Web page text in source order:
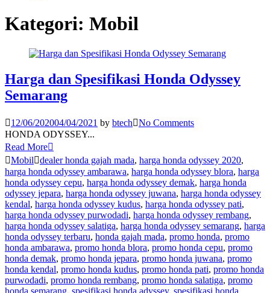
Kategori: Mobil
Harga dan Spesifikasi Honda Odyssey
Semarang
12/06/202004/04/2021 by btech
No Comments
HONDA ODYSSEY...
Read More
Mobil
dealer honda gajah mada, harga honda odyssey 2020,
harga honda odyssey ambarawa, harga honda odyssey blora, harga
honda odyssey cepu, harga honda odyssey demak, harga honda
odyssey jepara, harga honda odyssey juwana, harga honda odyssey
kendal, harga honda odyssey kudus, harga honda odyssey pati,
harga honda odyssey purwodadi, harga honda odyssey rembang,
harga honda odyssey salatiga, harga honda odyssey semarang, harga
honda odyssey terbaru, honda gajah mada, promo honda, promo
honda ambarawa, promo honda blora, promo honda cepu, promo
honda demak, promo honda jepara, promo honda juwana, promo
honda kendal, promo honda kudus, promo honda pati, promo honda
purwodadi, promo honda rembang, promo honda salatiga, promo
honda semarang, spesifikasi honda adyssey, spesifikasi honda